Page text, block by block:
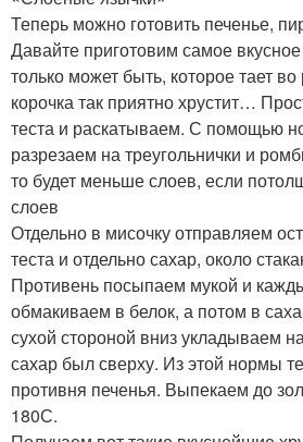
Теперь можно готовить печенье,
Давайте приготовим самое
только может быть, которое тает
корочка так приятно хрустит…
теста и раскатываем. С помощью
разрезаем на треугольнички и
то будет меньше слоев, если
слоев
Отдельно в мисочку отправляем
теста и отдельно сахар, около
Противень посыпаем мукой и
обмакиваем в белок, а потом в
сухой стороной вниз укладываем
сахар был сверху. Из этой нормы
противня печенья. Выпекаем до
180С.